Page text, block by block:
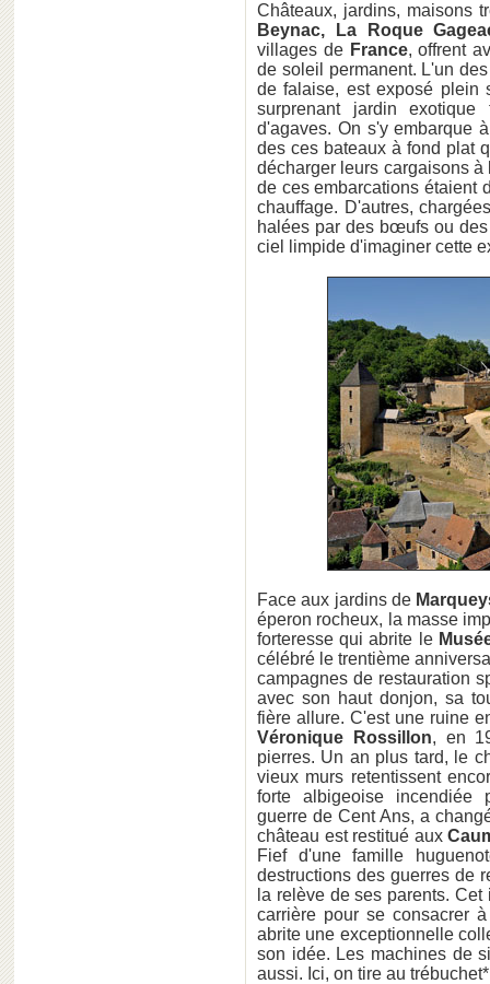
Châteaux, jardins, maisons
Beynac, La Roque
villages deFrance, offrent
de soleil permanent. L'un
de falaise, est exposé plein
surprenant jardin
d'agaves. On s'y embarque
des ces bateaux à fond plat
décharger leurs cargaisons à
de ces embarcations étaient
chauffage. D'autres,
halées par des bœufs ou
ciel limpide d'imaginer cette
Face aux jardins de
éperon rocheux, la masse
forteresse qui abrite le
célébré le trentième
campagnes de restauration
avec son haut donjon, sa
fière allure. C'est une ruine
Véronique Rossillon, en
pierres. Un an plus tard, le
vieux murs retentissent
forte albigeoise incendiée
guerre de Cent Ans, a
château est restitué aux
Fief d'une famille
destructions des guerres de
la relève de ses parents.
carrière pour se consacrer
abrite une exceptionnelle
son idée. Les machines de
aussi. Ici, on tire au